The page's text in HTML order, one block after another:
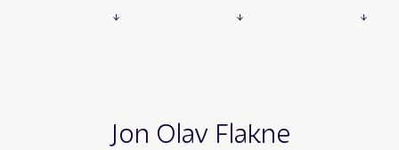
Jon Olav Flakne